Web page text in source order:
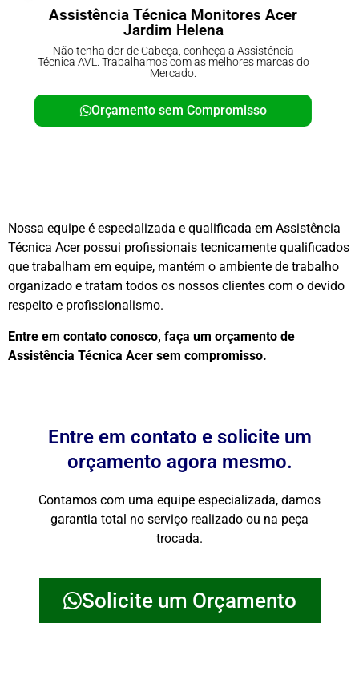
Conserto de No-breaks Parque do
Carmo
Não tenha dor de Cabeça, conheça a Assistência
Técnica AVL. Trabalhamos com as melhores marcas do
Mercado.
Orçamento sem Compromisso
Nossa equipe é especializada e qualificada em Assistência
Técnica Acer possui profissionais tecnicamente qualificados
que trabalham em equipe, mantém o ambiente de trabalho
organizado e tratam todos os nossos clientes com o devido
respeito e profissionalismo.
Entre em contato conosco, faça um orçamento de
Assistência Técnica Acer sem compromisso.
Entre em contato e solicite um
orçamento agora mesmo.
Contamos com uma equipe especializada, damos
garantia total no serviço realizado ou na peça
trocada.
Solicite um Orçamento